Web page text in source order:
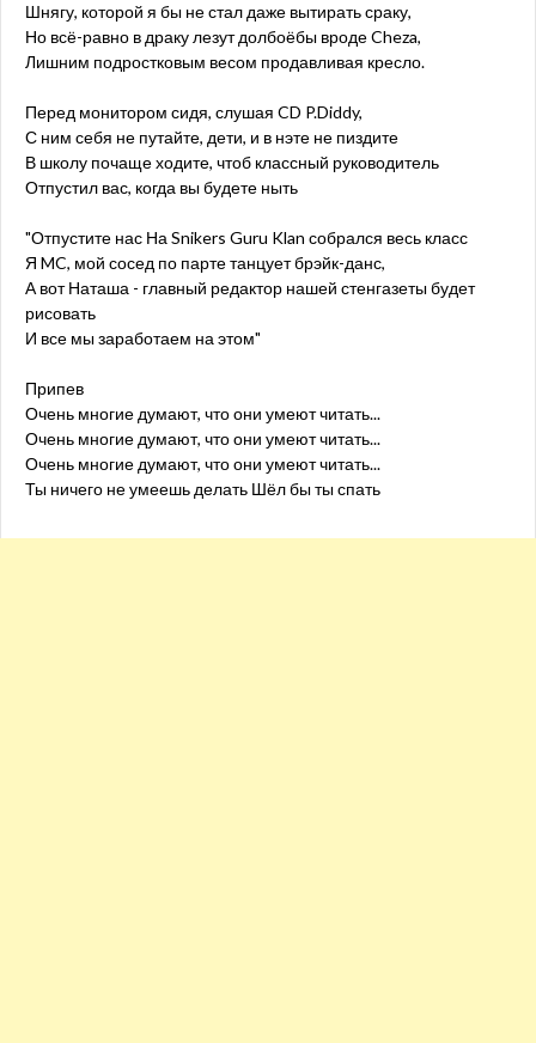
Шнягу, которой я бы не стал даже вытирать сраку,
Но всё-равно в драку лезут долбоёбы вроде Cheza,
Лишним подростковым весом продавливая кресло.
Перед монитором сидя, слушая CD P.Diddy,
С ним себя не путайте, дети, и в нэте не пиздите
В школу почаще ходите, чтоб классный руководитель
Отпустил вас, когда вы будете ныть
"Отпустите нас На Snikers Guru Klan собрался весь класс
Я MC, мой сосед по парте танцует брэйк-данс,
А вот Наташа - главный редактор нашей стенгазеты будет
рисовать
И все мы заработаем на этом"
Припев
Очень многие думают, что они умеют читать...
Очень многие думают, что они умеют читать...
Очень многие думают, что они умеют читать...
Ты ничего не умеешь делать Шёл бы ты спать